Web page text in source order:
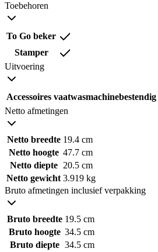
Toebehoren
To Go beker
Stamper
Uitvoering
Accessoires vaatwasmachinebestendig
Netto afmetingen
Netto breedte 19.4 cm
Netto hoogte 47.7 cm
Netto diepte
20.5 cm
Netto gewicht 3.919 kg
Bruto afmetingen inclusief verpakking
Bruto breedte 19.5 cm
Bruto hoogte 34.5 cm
Bruto diepte 34.5 cm